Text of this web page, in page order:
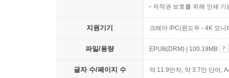
저작권 보호를 위해 인쇄 기
지원기기 크레마 /PC(윈도우 - 4K 모
파일/용량 EPUB(DRM) | 100.19MB
글자 수/페이지 수 약 11.9만자, 약 3.7만 단어,